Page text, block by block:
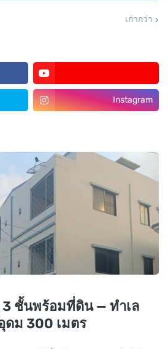
เก่ากว่า
Instagram
ชั้นพร้อมที่ดิน — ทำเล
ดม 300 เมตร